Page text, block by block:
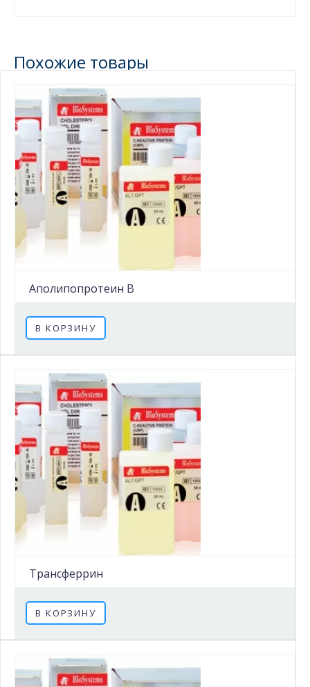
Похожие товары
Аполипопротеин B
В КОРЗИНУ
Трансферрин
В КОРЗИНУ